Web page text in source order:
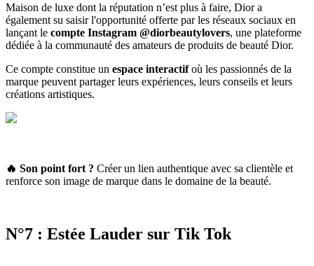
Maison de luxe dont la réputation n’est plus à faire, Dior a
également su saisir l'opportunité offerte par les réseaux sociaux en
lançant le compte Instagram @diorbeautylovers, une plateforme
dédiée à la communauté des amateurs de produits de beauté Dior.
Ce compte constitue un espace interactifoù les passionnés de la
marque peuvent partager leurs expériences, leurs conseils et leurs
créations artistiques.
🔥 Son point fort ? Créer un lien authentique avec sa clientèle et
renforce son image de marque dans le domaine de la beauté.
N°7 : Estée Lauder sur Tik Tok